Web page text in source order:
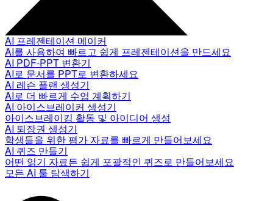
AI 프레젠테이션 메이커
AI를 사용하여 빠르고 쉽게 프레젠테이션을 만드세요
AI PDF-PPT 변환기
AI로 문서를 PPT로 변환하세요
AI 레슨 플랜 생성기
AI로 더 빠르게 수업 계획하기
AI 아이스브레이커 생성기
아이스브레이킹 활동 및 아이디어 생성
AI 퇴장권 생성기
학생들을 위한 평가 자료를 빠르게 만들어보세요
AI 퀴즈 만들기
어떤 읽기 자료든 쉽게 포괄적인 퀴즈로 만들어보세요
모든 AI 툴 탐색하기